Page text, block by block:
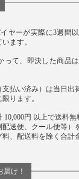
ヤーが実際に3週間
ます。
って、即決した商品は
払い済み）は当日出
ります。
円 以上で送料無
送便、クール便等）
、配送料を除く合計
け！